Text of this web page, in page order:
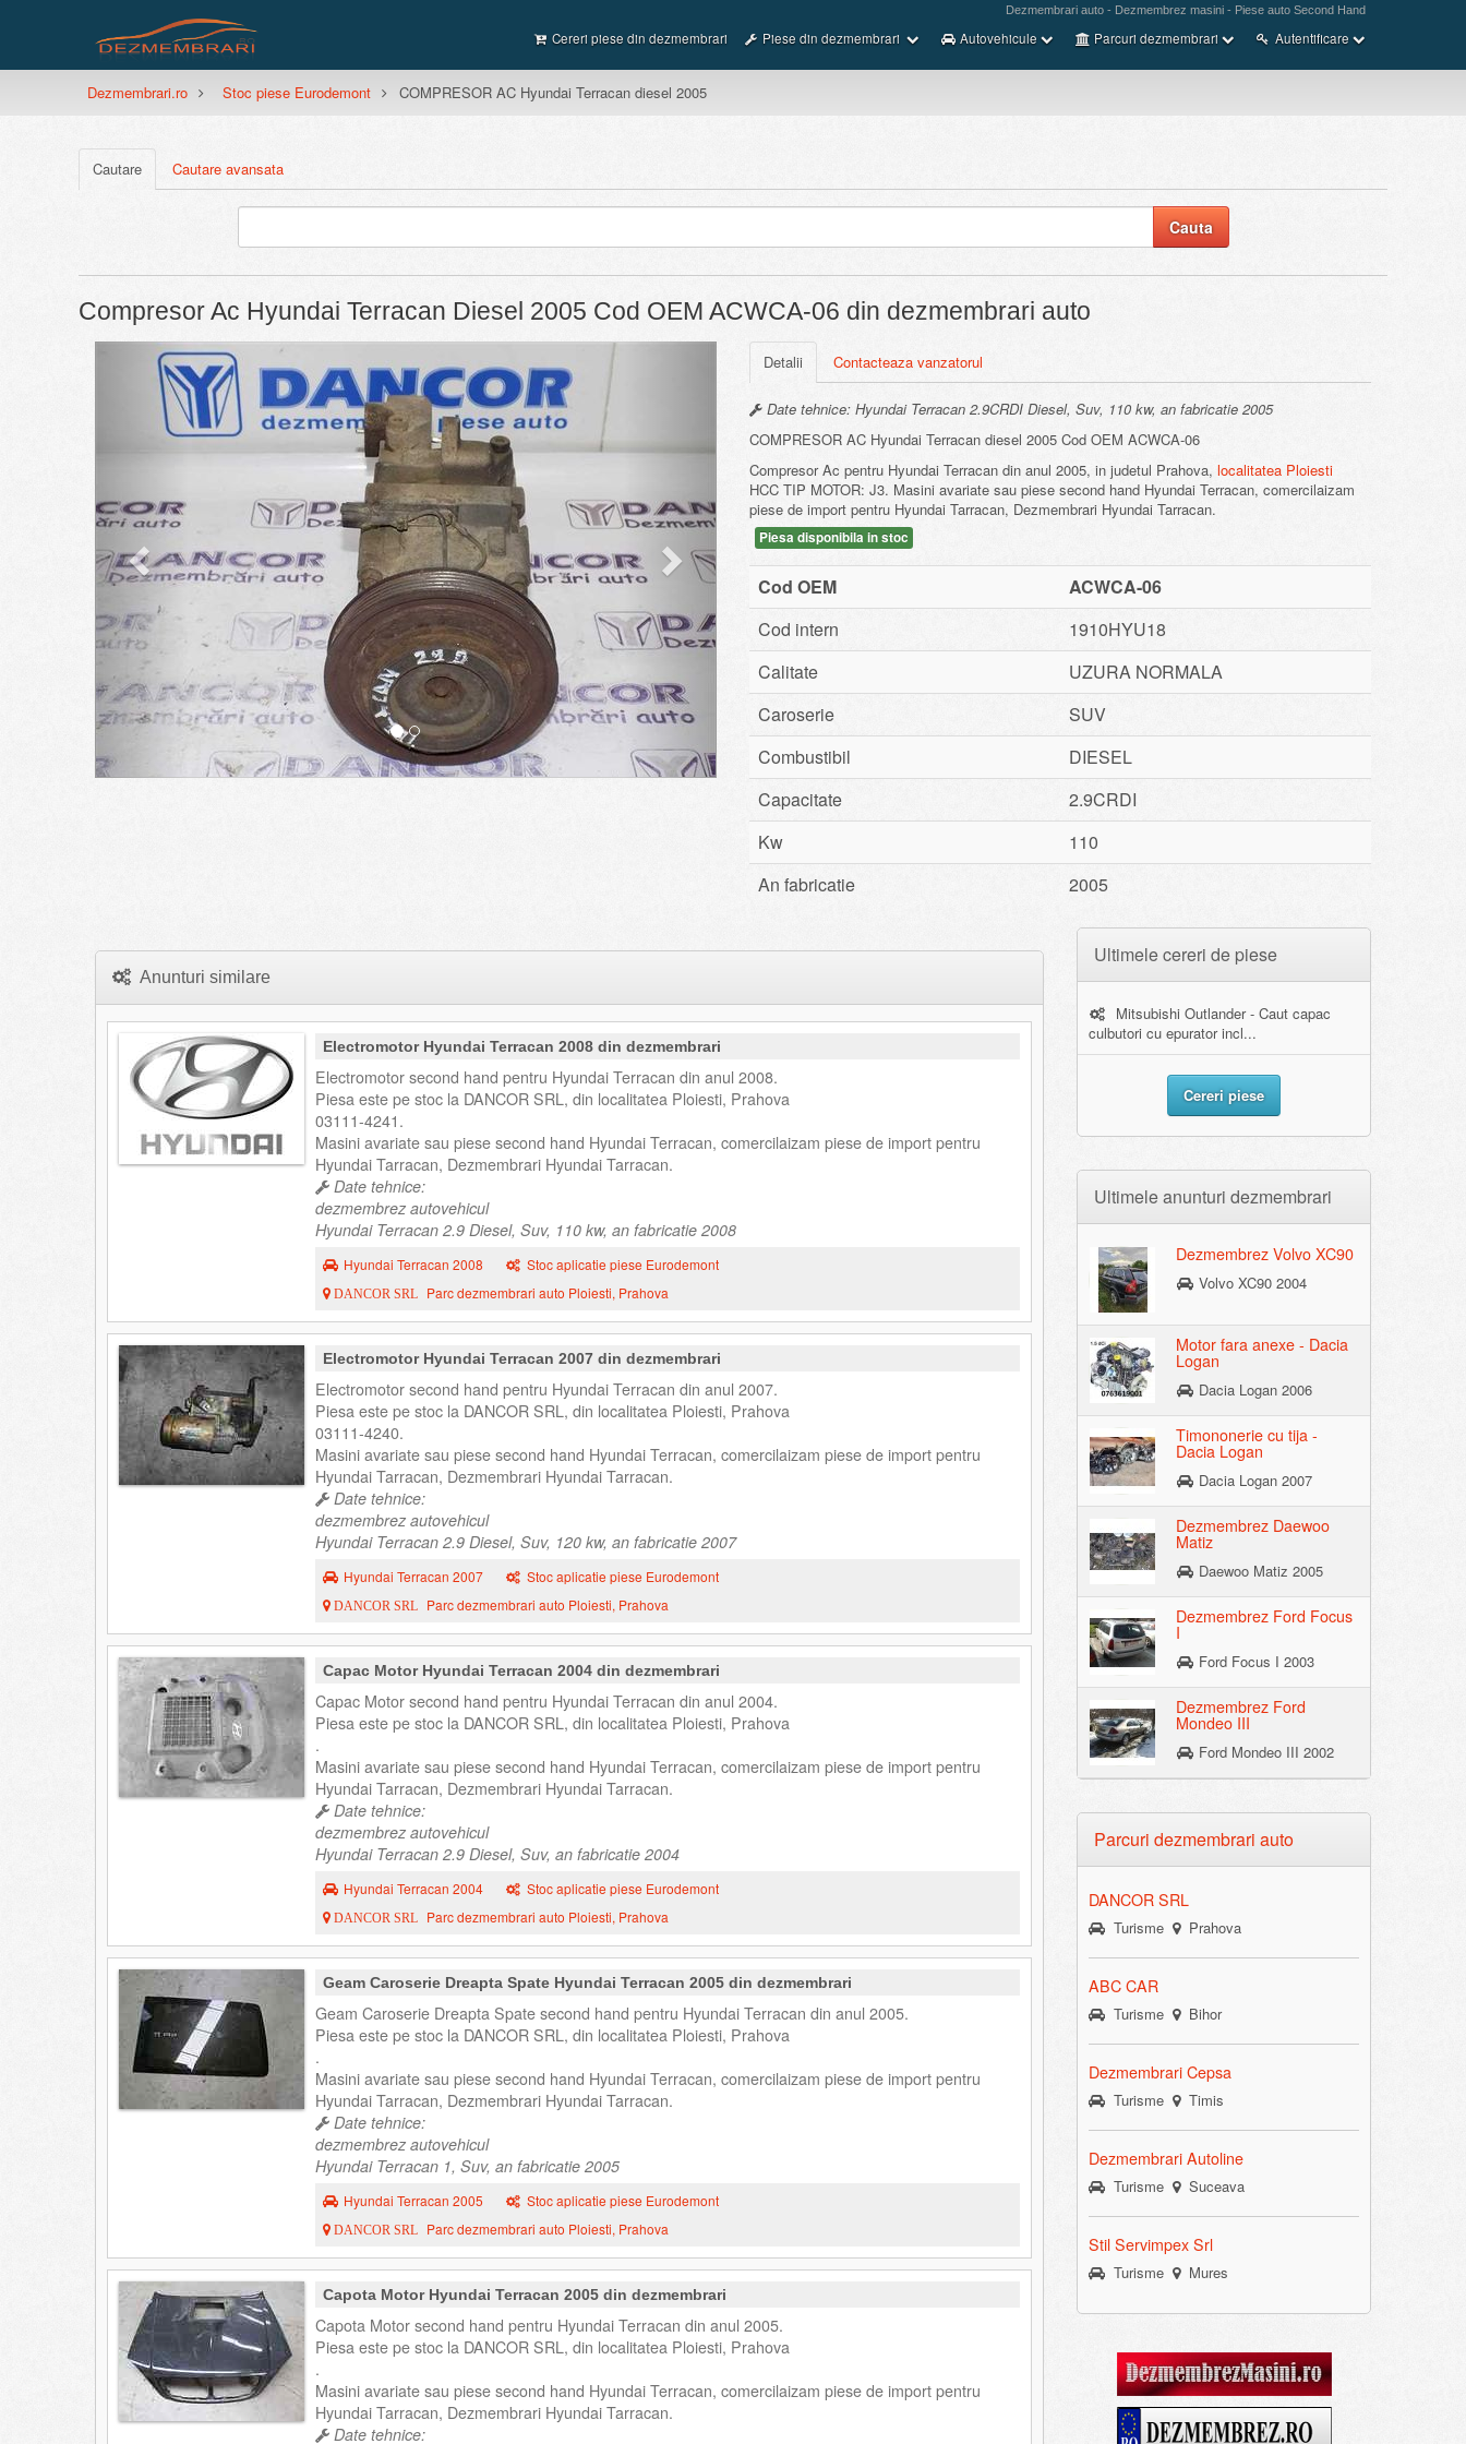
Dezmembrari auto - Dezmembrez masini - Piese auto Second Hand
Cereri piese din dezmembrari Piese din dezmembrari Autovehicule Parcuri dezmembrari Autentificare
Dezmembrari.ro Stoc piese Eurodemont COMPRESOR AC Hyundai Terracan diesel 2005
Cautare Cautare avansata
Compresor Ac Hyundai Terracan Diesel 2005 Cod OEM ACWCA-06 din dezmembrari auto
Previous Detalii Contacteaza vanzatorul
Date tehnice: Hyundai Terracan 2.9CRDI Diesel, Suv, 110 kw, an fabricatie 2005
COMPRESOR AC Hyundai Terracan diesel 2005 Cod OEM ACWCA-06
Compresor Ac pentru Hyundai Terracan din anul 2005, in judetul Prahova, localitatea Ploiesti
HCC TIP MOTOR: J3. Masini avariate sau piese second hand Hyundai Terracan, comercilaizam
piese de import pentru Hyundai Tarracan, Dezmembrari Hyundai Tarracan.
Piesa disponibila in stoc
Cod OEM
ACWCA-06
Cod intern
1910HYU18
Calitate
UZURA NORMALA
Caroserie
SUV
Combustibil
DIESEL
Capacitate
2.9CRDI
Kw
110
An fabricatie
2005
Anunturi similare
Electromotor Hyundai Terracan 2008 din dezmembrari
Electromotor second hand pentru Hyundai Terracan din anul 2008.
Piesa este pe stoc la DANCOR SRL, din localitatea Ploiesti, Prahova
03111-4241.
Masini avariate sau piese second hand Hyundai Terracan, comercilaizam piese de import pentru
Hyundai Tarracan, Dezmembrari Hyundai Tarracan.
Date tehnice:
dezmembrez autovehicul
Hyundai Terracan 2.9 Diesel, Suv, 110 kw, an fabricatie 2008
Hyundai Terracan 2008 Stoc aplicatie piese Eurodemont
DANCOR SRL Parc dezmembrari auto Ploiesti, Prahova
Electromotor Hyundai Terracan 2007 din dezmembrari
Electromotor second hand pentru Hyundai Terracan din anul 2007.
Piesa este pe stoc la DANCOR SRL, din localitatea Ploiesti, Prahova
03111-4240.
Masini avariate sau piese second hand Hyundai Terracan, comercilaizam piese de import pentru
Hyundai Tarracan, Dezmembrari Hyundai Tarracan.
Date tehnice:
dezmembrez autovehicul
Hyundai Terracan 2.9 Diesel, Suv, 120 kw, an fabricatie 2007
Hyundai Terracan 2007 Stoc aplicatie piese Eurodemont
DANCOR SRL Parc dezmembrari auto Ploiesti, Prahova
Capac Motor Hyundai Terracan 2004 din dezmembrari
Capac Motor second hand pentru Hyundai Terracan din anul 2004.
Piesa este pe stoc la DANCOR SRL, din localitatea Ploiesti, Prahova
.
Masini avariate sau piese second hand Hyundai Terracan, comercilaizam piese de import pentru
Hyundai Tarracan, Dezmembrari Hyundai Tarracan.
Date tehnice:
dezmembrez autovehicul
Hyundai Terracan 2.9 Diesel, Suv, an fabricatie 2004
Hyundai Terracan 2004 Stoc aplicatie piese Eurodemont
DANCOR SRL Parc dezmembrari auto Ploiesti, Prahova
Geam Caroserie Dreapta Spate Hyundai Terracan 2005 din dezmembrari
Geam Caroserie Dreapta Spate second hand pentru Hyundai Terracan din anul 2005.
Piesa este pe stoc la DANCOR SRL, din localitatea Ploiesti, Prahova
.
Masini avariate sau piese second hand Hyundai Terracan, comercilaizam piese de import pentru
Hyundai Tarracan, Dezmembrari Hyundai Tarracan.
Date tehnice:
dezmembrez autovehicul
Hyundai Terracan 1, Suv, an fabricatie 2005
Hyundai Terracan 2005 Stoc aplicatie piese Eurodemont
DANCOR SRL Parc dezmembrari auto Ploiesti, Prahova
Capota Motor Hyundai Terracan 2005 din dezmembrari
Capota Motor second hand pentru Hyundai Terracan din anul 2005.
Piesa este pe stoc la DANCOR SRL, din localitatea Ploiesti, Prahova
.
Masini avariate sau piese second hand Hyundai Terracan, comercilaizam piese de import pentru
Hyundai Tarracan, Dezmembrari Hyundai Tarracan.
Date tehnice:
Ultimele cereri de piese
Mitsubishi Outlander - Caut capac
culbutori cu epurator incl...
Cereri piese
Ultimele anunturi dezmembrari
Dezmembrez Volvo XC90
Volvo XC90 2004
Motor fara anexe - Dacia
Logan
Dacia Logan 2006
Timononerie cu tija -
Dacia Logan
Dacia Logan 2007
Dezmembrez Daewoo
Matiz
Daewoo Matiz 2005
Dezmembrez Ford Focus
I
Ford Focus I 2003
Dezmembrez Ford
Mondeo III
Ford Mondeo III 2002
Parcuri dezmembrari auto
DANCOR SRL
Turisme Prahova
ABC CAR
Turisme Bihor
Dezmembrari Cepsa
Turisme Timis
Dezmembrari Autoline
Turisme Suceava
Stil Servimpex Srl
Turisme Mures